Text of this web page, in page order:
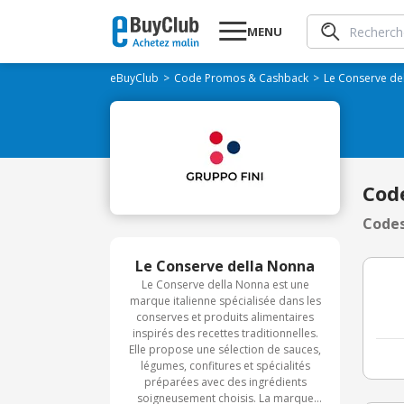
MENU
eBuyClub Code Promos & Cashback Le Conserve
Le Conserve della Nonna
Le Conserve della Nonna est une
marque italienne spécialisée dans les
conserves et produits alimentaires
inspirés des recettes traditionnelles.
Elle propose une sélection de sauces,
légumes, confitures et spécialités
préparées avec des ingrédients
soigneusement choisis. La marque